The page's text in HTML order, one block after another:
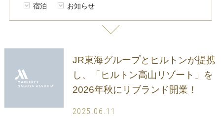
宿泊 お知らせ
JR東海グループとヒルトンが提携
し、「ヒルトン高山リゾート」を
2026年秋にリブランド開業！
2025.06.11